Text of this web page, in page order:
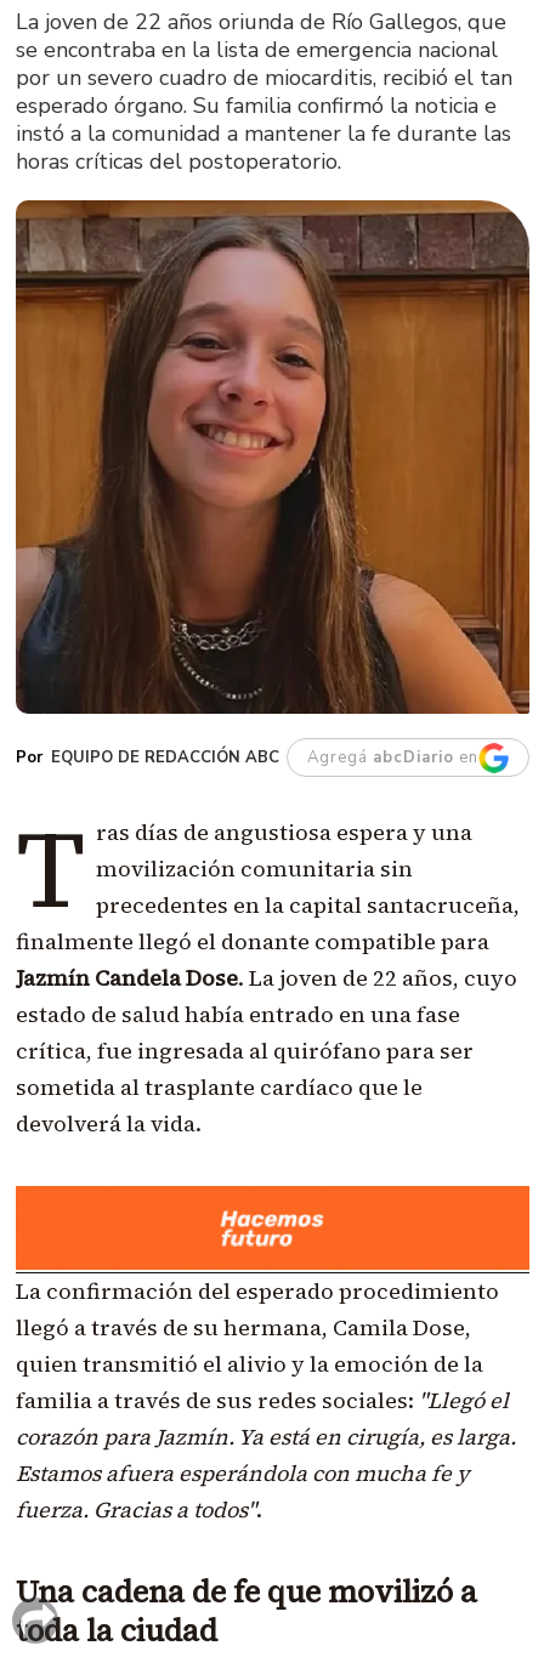
La joven de 22 años oriunda de Río Gallegos, que
se encontraba en la lista de emergencia nacional
por un severo cuadro de miocarditis, recibió el tan
esperado órgano. Su familia confirmó la noticia e
instó a la comunidad a mantener la fe durante las
horas críticas del postoperatorio.
EQUIPO DE REDACCIÓN ABC Agregá abcDiario en
T ras días de angustiosa espera y una
movilización comunitaria sin
precedentes en la capital santacruceña,
finalmente llegó el donante compatible para
Jazmín Candela Dose. La joven de 22 años, cuyo
estado de salud había entrado en una fase
crítica, fue ingresada al quirófano para ser
sometida al trasplante cardíaco que le
devolverá la vida.
La confirmación del esperado procedimiento
llegó a través de su hermana, Camila Dose,
quien transmitió el alivio y la emoción de la
familia a través de sus redes sociales: "Llegó el
corazón para Jazmín. Ya está en cirugía, es larga.
Estamos afuera esperándola con mucha fe y
fuerza. Gracias a todos".
Una cadena de fe que movilizó a
toda la ciudad